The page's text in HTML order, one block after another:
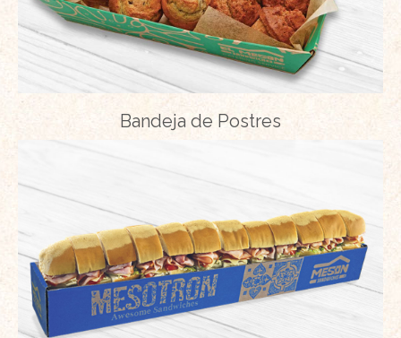
Bandeja de Postres